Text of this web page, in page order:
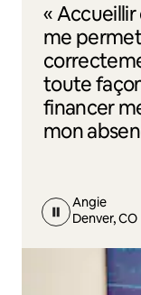
«
me
toute
financer
mon
Angie
Denver, CO